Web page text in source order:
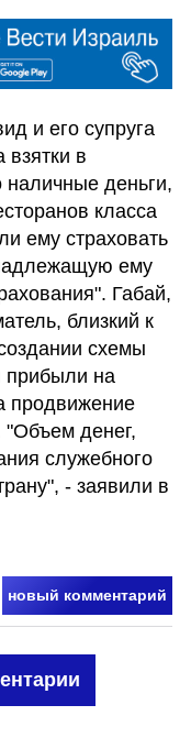
и его супруга
взятки в
деньги,
класса
ему страховать
ему
Габай,
близкий к
схемы
прибыли на
продвижение
денег,
служебного
- заявили в
новый комментарий